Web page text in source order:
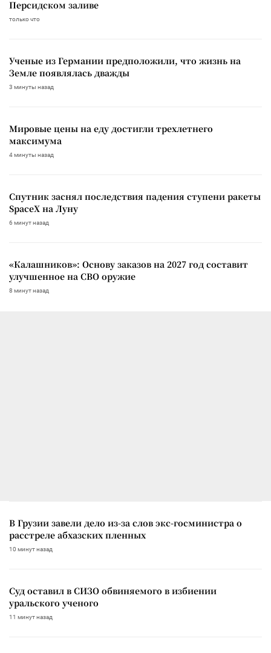
Персидском заливе
только что
Ученые из Германии предположили, что жизнь на
Земле появлялась дважды
3 минуты назад
Мировые цены на еду достигли трехлетнего
максимума
4 минуты назад
Спутник заснял последствия падения ступени ракеты
SpaceX на Луну
6 минут назад
«Калашников»: Основу заказов на 2027 год составит
улучшенное на СВО оружие
8 минут назад
В Грузии завели дело из-за слов экс-госминистра о
расстреле абхазских пленных
10 минут назад
Суд оставил в СИЗО обвиняемого в избиении
уральского ученого
11 минут назад